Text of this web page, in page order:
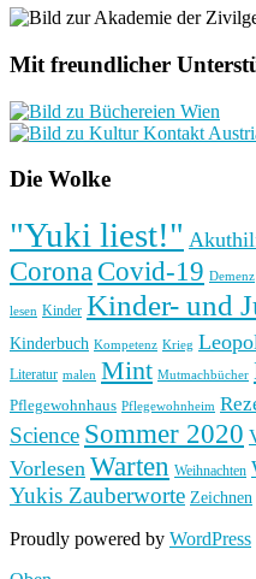
Mit freundlicher
Die Wolke
"Yuki liest!"
Corona Covid-19 Demenz
lesen Kinder Kinder- und
Kinderbuch Kompetenz Krieg
Literatur malen Mint Mutmachbücher
Pflegewohnhaus Pflegewohnheim
Science Sommer 2020
Vorlesen Warten Weihnachten
Yukis Zauberworte Zeichnen
Proudly powered by WordPress